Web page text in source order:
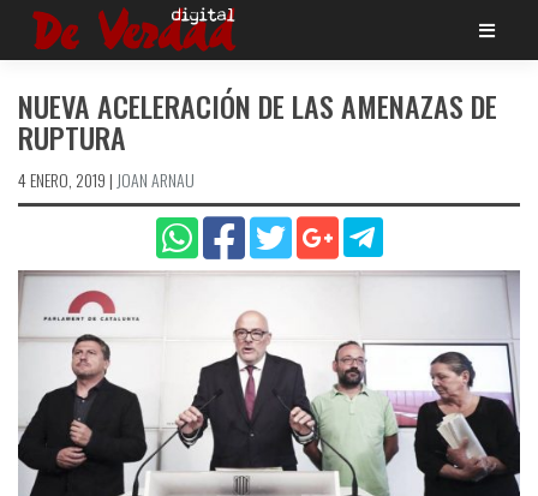
Saltar
NUEVA ACELERACIÓN DE LAS AMENAZAS DE
RUPTURA
4 ENERO, 2019 | JOAN ARNAU